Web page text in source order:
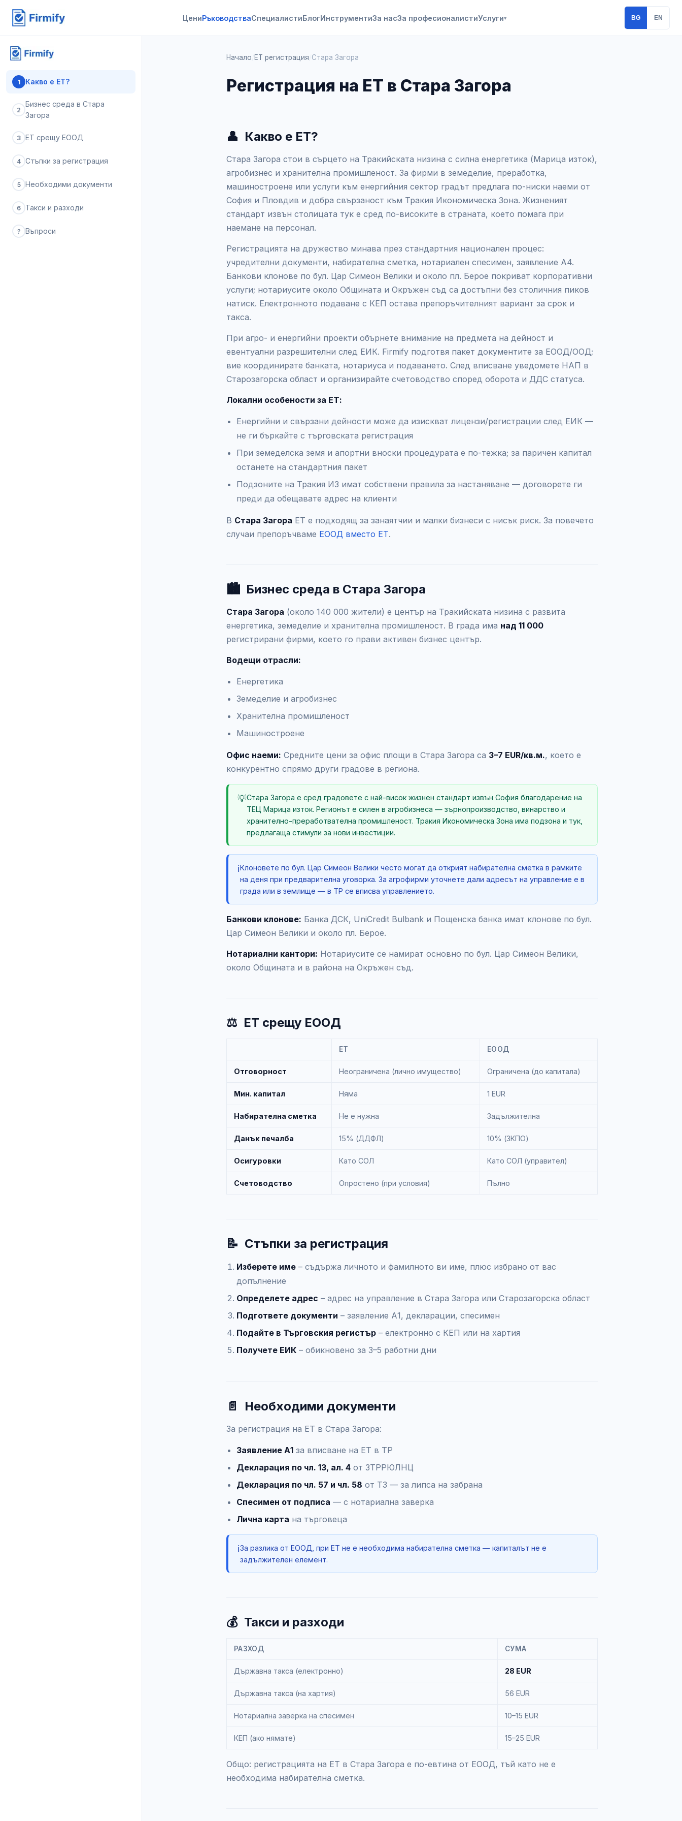
ЦениРъководстваСпециалистиБлогИнструментиЗа насЗа професионалистиУслуги▾ BG EN
1 Какво е ЕТ?
2
Бизнес среда в Стара
Загора
3 ЕТ срещу ЕООД
4 Стъпки за регистрация
5 Необходими документи
6 Такси и разходи
? Въпроси
Начало ЕТ регистрация Стара Загора
Регистрация на ЕТ в Стара Загора
👤 Какво е ЕТ?
Стара Загора стои в сърцето на Тракийската низина с силна енергетика (Марица изток),
агробизнес и хранителна промишленост. За фирми в земеделие, преработка,
машиностроене или услуги към енергийния сектор градът предлага по-ниски наеми от
София и Пловдив и добра свързаност към Тракия Икономическа Зона. Жизненият
стандарт извън столицата тук е сред по-високите в страната, което помага при
наемане на персонал.
Регистрацията на дружество минава през стандартния национален процес:
учредителни документи, набирателна сметка, нотариален спесимен, заявление А4.
Банкови клонове по бул. Цар Симеон Велики и около пл. Берое покриват корпоративни
услуги; нотариусите около Общината и Окръжен съд са достъпни без столичния пиков
натиск. Електронното подаване с КЕП остава препоръчителният вариант за срок и
такса.
При агро- и енергийни проекти обърнете внимание на предмета на дейност и
евентуални разрешителни след ЕИК. Firmify подготвя пакет документите за ЕООД/ООД;
вие координирате банката, нотариуса и подаването. След вписване уведомете НАП в
Старозагорска област и организирайте счетоводство според оборота и ДДС статуса.
Локални особености за ЕТ:
Енергийни и свързани дейности може да изискват лицензи/регистрации след ЕИК —
не ги бъркайте с търговската регистрация
При земеделска земя и апортни вноски процедурата е по-тежка; за паричен капитал
останете на стандартния пакет
Подзоните на Тракия ИЗ имат собствени правила за настаняване — договорете ги
преди да обещавате адрес на клиенти
В Стара Загора ЕТ е подходящ за занаятчии и малки бизнеси с нисък риск. За повечето
случаи препоръчваме ЕООД вместо ЕТ.
🏙️ Бизнес среда в Стара Загора
Стара Загора (около 140 000 жители) е център на Тракийската низина с развита
енергетика, земеделие и хранителна промишленост. В града има над 11 000
регистрирани фирми, което го прави активен бизнес център.
Водещи отрасли:
Енергетика
Земеделие и агробизнес
Хранителна промишленост
Машиностроене
Офис наеми: Средните цени за офис площи в Стара Загора са 3–7 EUR/кв.м., което е
конкурентно спрямо други градове в региона.
💡Стара Загора е сред градовете с най-висок жизнен стандарт извън София благодарение на
ТЕЦ Марица изток. Регионът е силен в агробизнеса — зърнопроизводство, винарство и
хранително-преработвателна промишленост. Тракия Икономическа Зона има подзона и тук,
предлагаща стимули за нови инвестиции.
ℹ️Клоновете по бул. Цар Симеон Велики често могат да открият набирателна сметка в рамките
на деня при предварителна уговорка. За агрофирми уточнете дали адресът на управление е в
града или в землище — в ТР се вписва управлението.
Банкови клонове: Банка ДСК, UniCredit Bulbank и Пощенска банка имат клонове по бул.
Цар Симеон Велики и около пл. Берое.
Нотариални кантори: Нотариусите се намират основно по бул. Цар Симеон Велики,
около Общината и в района на Окръжен съд.
⚖️ ЕТ срещу ЕООД
ЕТ ЕООД
Отговорност Неограничена (лично имущество) Ограничена (до капитала)
Мин. капитал Няма 1 EUR
Набирателна сметка Не е нужна Задължителна
Данък печалба 15% (ДДФЛ) 10% (ЗКПО)
Осигуровки Като СОЛ Като СОЛ (управител)
Счетоводство Опростено (при условия) Пълно
📝 Стъпки за регистрация
Изберете име – съдържа личното и фамилното ви име, плюс избрано от вас
допълнение
Определете адрес – адрес на управление в Стара Загора или Старозагорска област
Подгответе документи – заявление А1, декларации, спесимен
Подайте в Търговския регистър – електронно с КЕП или на хартия
Получете ЕИК – обикновено за 3–5 работни дни
📄 Необходими документи
За регистрация на ЕТ в Стара Загора:
Заявление А1 за вписване на ЕТ в ТР
Декларация по чл. 13, ал. 4 от ЗТРРЮЛНЦ
Декларация по чл. 57 и чл. 58 от ТЗ — за липса на забрана
Спесимен от подписа — с нотариална заверка
Лична карта на търговеца
ℹ️За разлика от ЕООД, при ЕТ не е необходима набирателна сметка — капиталът не е
задължителен елемент.
💰 Такси и разходи
РАЗХОД СУМА
Държавна такса (електронно) 28 EUR
Държавна такса (на хартия) 56 EUR
Нотариална заверка на спесимен 10–15 EUR
КЕП (ако нямате) 15–25 EUR
Общо: регистрацията на ЕТ в Стара Загора е по-евтина от ЕООД, тъй като не е
необходима набирателна сметка.